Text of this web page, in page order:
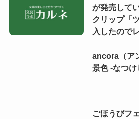
が発売して
クリップ「
入したので
ancora（ア
景色 -なつけ
ごほうびフ